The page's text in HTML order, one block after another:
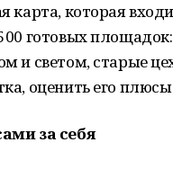
карта, которая
готовых
и светом, старые
оценить его
за себя